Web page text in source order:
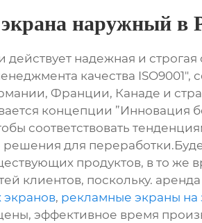
наружный в
действует надежная и
качества
Франции, Канаде и
концепции ”Инновация
соответствовать
для
продуктов, в то же
клиентов, поскольку.
, рекламные экраны на
эффективное время